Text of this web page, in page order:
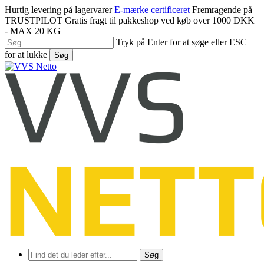
Spring
til
hovedindhold
Hurtig levering på lagervarer E-mærke certificeret Fremragende på
TRUSTPILOT Gratis fragt til pakkeshop ved køb over 1000 DKK
- MAX 20 KG
Tryk på Enter for at søge eller ESC
for at lukke
Søg
Luk
søgning
Søg